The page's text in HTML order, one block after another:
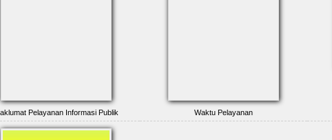
Pelayanan Informasi Publik Waktu Pelayanan